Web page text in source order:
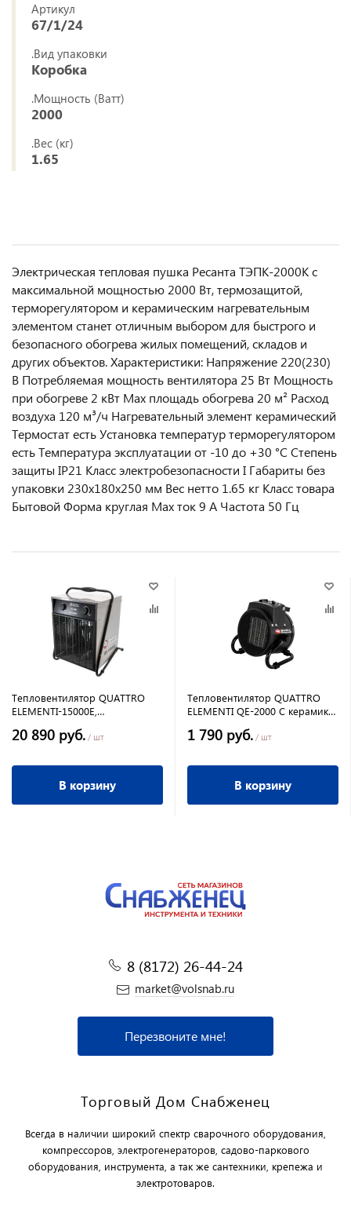
Артикул
67/1/24
.Вид упаковки
Коробка
.Мощность (Ватт)
2000
.Вес (кг)
1.65
Электрическая тепловая пушка Ресанта ТЭПК-2000К с
максимальной мощностью 2000 Вт, термозащитой,
терморегулятором и керамическим нагревательным
элементом станет отличным выбором для быстрого и
безопасного обогрева жилых помещений, складов и
других объектов. Характеристики: Напряжение 220(230)
В Потребляемая мощность вентилятора 25 Вт Мощность
при обогреве 2 кВт Max площадь обогрева 20 м² Расход
воздуха 120 м³/ч Нагревательный элемент керамический
Термостат есть Установка температур терморегулятором
есть Температура эксплуатации от -10 до +30 °С Степень
защиты IP21 Класс электробезопасности I Габариты без
упаковки 230х180х250 мм Вес нетто 1.65 кг Класс товара
Бытовой Форма круглая Max ток 9 А Частота 50 Гц
Тепловентилятор QUATTRO
ELEMENTI-15000Е,
20 890 руб. / шт
В корзину
Тепловентилятор QUATTRO
ELEMENTI QE-2000 С керамика
вентилятора
1 790 руб. / шт
В корзину
8 (8172) 26-44-24
market@volsnab.ru
Перезвоните мне!
Торговый Дом Снабженец
Всегда в наличии широкий спектр сварочного оборудования,
компрессоров, электрогенераторов, садово-паркового
оборудования, инструмента, а так же сантехники, крепежа и
электротоваров.